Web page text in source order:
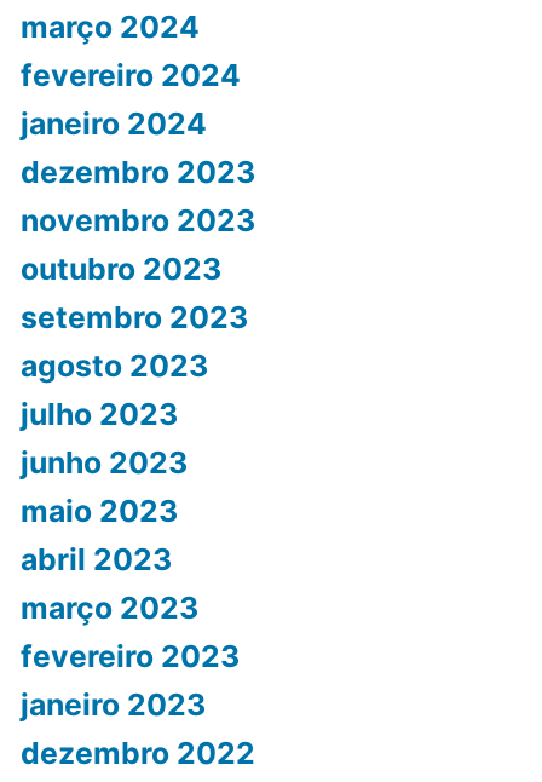
março 2024
fevereiro 2024
janeiro 2024
dezembro 2023
novembro 2023
outubro 2023
setembro 2023
agosto 2023
julho 2023
junho 2023
maio 2023
abril 2023
março 2023
fevereiro 2023
janeiro 2023
dezembro 2022